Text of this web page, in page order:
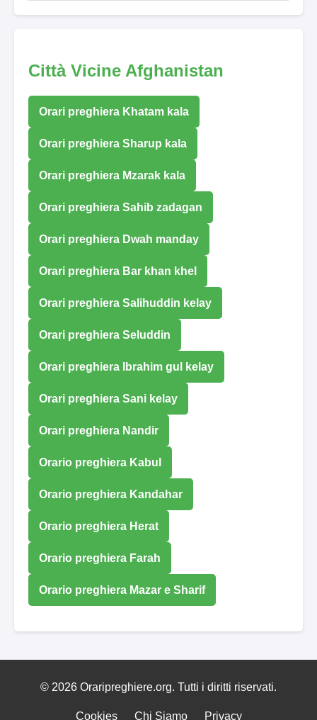
Città Vicine Afghanistan
Orari preghiera Khatam kala
Orari preghiera Sharup kala
Orari preghiera Mzarak kala
Orari preghiera Sahib zadagan
Orari preghiera Dwah manday
Orari preghiera Bar khan khel
Orari preghiera Salihuddin kelay
Orari preghiera Seluddin
Orari preghiera Ibrahim gul kelay
Orari preghiera Sani kelay
Orari preghiera Nandir
Orario preghiera Kabul
Orario preghiera Kandahar
Orario preghiera Herat
Orario preghiera Farah
Orario preghiera Mazar e Sharif
© 2026 Oraripreghiere.org. Tutti i diritti riservati.
Cookies Chi Siamo Privacy